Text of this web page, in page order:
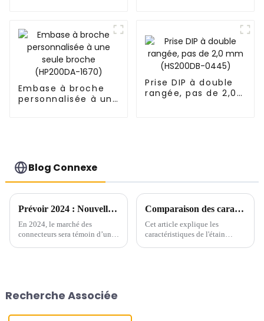
Embase à broche
personnalisée à une
Prise DIP à double
rangée, pas de 2,0
Blog Connexe
Prévoir 2024 : Nouvelle tendance du marché des connecteurs
En 2024, le marché des
connecteurs sera témoin d’une
données à haut débit continue
Comparaison des caractéristiques et application de l'étain brillant et de l'étain brumeux dans l'étamage
Cet article explique les
caractéristiques de l'étain
Recherche Associée